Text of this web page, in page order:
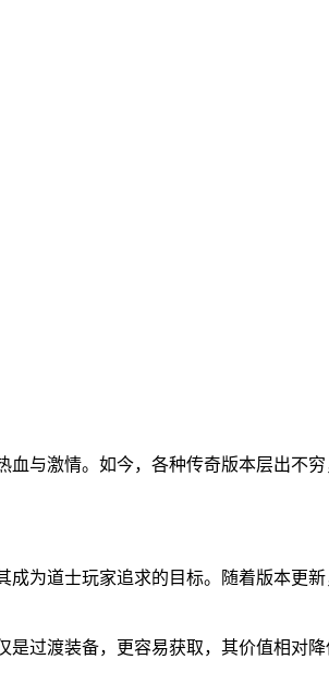
与激情。如今，各种传奇版本层出不
为道士玩家追求的目标。随着版本更
过渡装备，更容易获取，其价值相对降